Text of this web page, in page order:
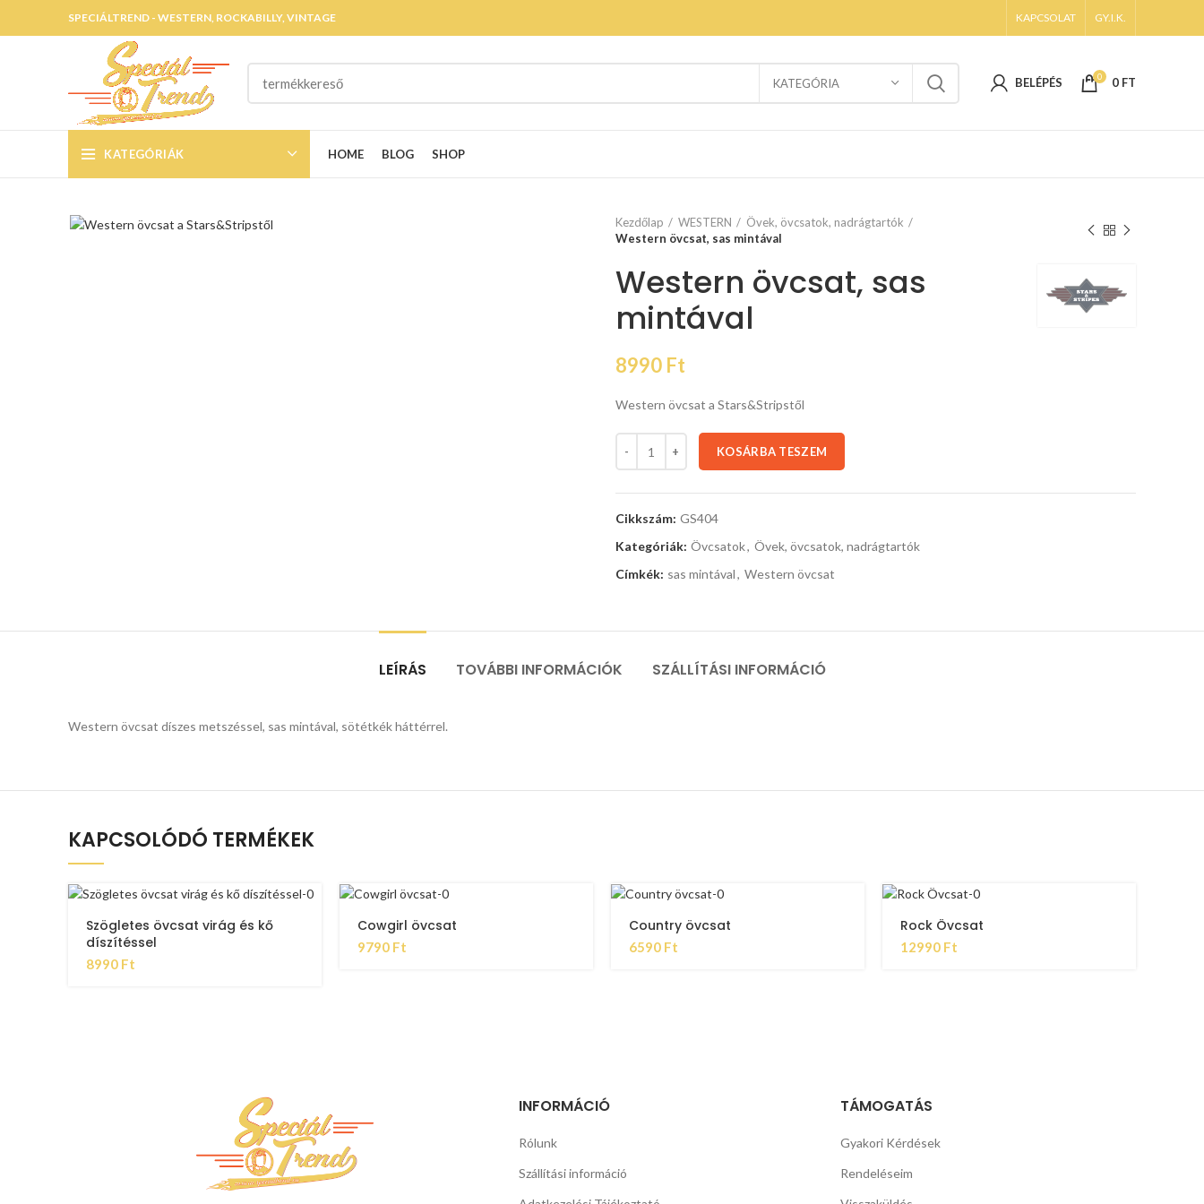
SPECIÁLTREND - WESTERN, ROCKABILLY, VINTAGE KAPCSOLAT GY.I.K.
KATEGÓRIA BELÉPÉS 0 0 FT
KATEGÓRIÁK HOME BLOG SHOP
Kezdőlap WESTERN
Övek, övcsatok, nadrágtartók
Western övcsat, sas mintával
Western övcsat, sas
mintával
8990 Ft
Western övcsat a Stars&Stripstől
KOSÁRBA TESZEM
Cikkszám: GS404
Kategóriák: Övcsatok, Övek, övcsatok, nadrágtartók
Címkék: sas mintával, Western övcsat
LEÍRÁS TOVÁBBI INFORMÁCIÓK SZÁLLÍTÁSI INFORMÁCIÓ
Western övcsat díszes metszéssel, sas mintával, sötétkék háttérrel.
KAPCSOLÓDÓ TERMÉKEK
Szögletes övcsat virág és kő
díszítéssel
8990 Ft
Cowgirl övcsat
9790 Ft
Country övcsat
6590 Ft
Rock Övcsat
12990 Ft
INFORMÁCIÓ
Rólunk
Szállítási információ
TÁMOGATÁS
Gyakori Kérdések
Rendeléseim